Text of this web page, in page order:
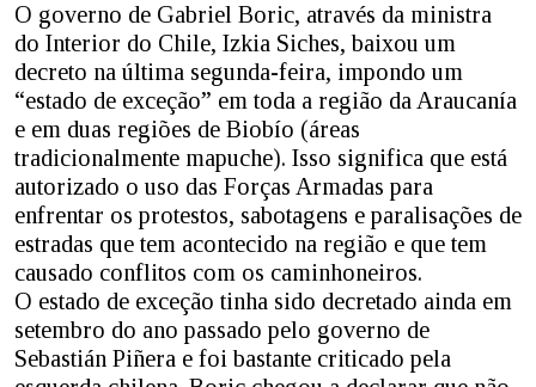
O governo de Gabriel Boric, através da ministra
do Interior do Chile, Izkia Siches, baixou um
decreto na última segunda-feira, impondo um
“estado de exceção” em toda a região da Araucanía
e em duas regiões de Biobío (áreas
tradicionalmente mapuche). Isso significa que está
autorizado o uso das Forças Armadas para
enfrentar os protestos, sabotagens e paralisações de
estradas que tem acontecido na região e que tem
causado conflitos com os caminhoneiros.
O estado de exceção tinha sido decretado ainda em
setembro do ano passado pelo governo de
Sebastián Piñera e foi bastante criticado pela